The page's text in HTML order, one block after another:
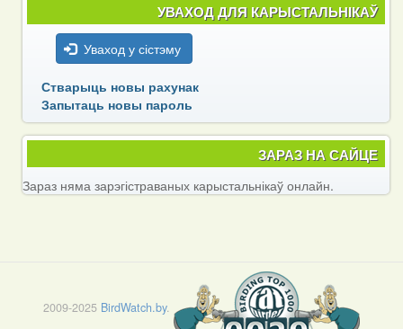
УВАХОД ДЛЯ КАРЫСТАЛЬНІКАЎ
Уваход у сістэму
Стварыць новы рахунак
Запытаць новы пароль
ЗАРАЗ НА САЙЦЕ
Зараз няма зарэгістраваных карыстальнікаў онлайн.
2009-2025 BirdWatch.by.